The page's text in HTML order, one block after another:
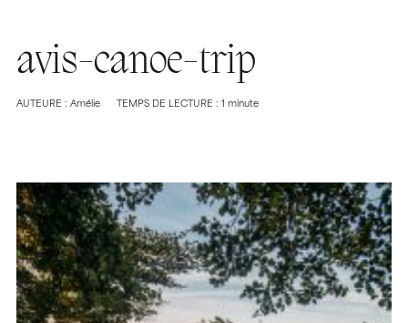
avis-canoe-trip
AUTEURE : Amélie TEMPS DE LECTURE : 1 minute